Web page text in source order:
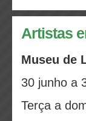
Artistas
Museu de
30 junho a
Terça a